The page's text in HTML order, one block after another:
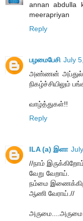
annan abdulla
meerapriyan
Reply
பழமைபேசி July
அண்ணன்
நிகழ்ச்சியிலும்
வாழ்த்துகள்!!
Reply
ILA (a) இளா
//நாம்
வேறு வேறாய்.
நம்மை
ஆணி வேராய்.//
அருமை....அருமை.-